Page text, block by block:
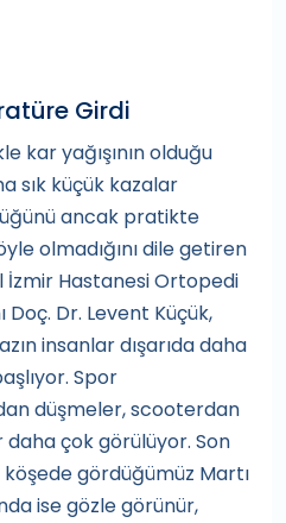
Girdi
kar yağışının olduğu
sık küçük kazalar
ancak pratikte
olmadığını dile getiren
Hastanesi Ortopedi
Dr. Levent Küçük,
insanlar dışarıda daha
Spor
düşmeler, scooterdan
çok görülüyor. Son
gördüğümüz Martı
ise gözle görünür,